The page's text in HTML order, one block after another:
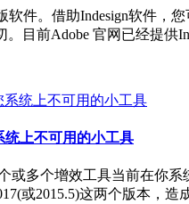
软件。借助Indesign软件，
目前Adobe 官网已经提供
统上不可用的小工具
或多个增效工具当前在你
或2015.5)这两个版本，